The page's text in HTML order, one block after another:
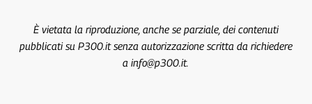
È vietata la riproduzione, anche se parziale, dei contenuti
pubblicati su P300.it senza autorizzazione scritta da richiedere
a info@p300.it.